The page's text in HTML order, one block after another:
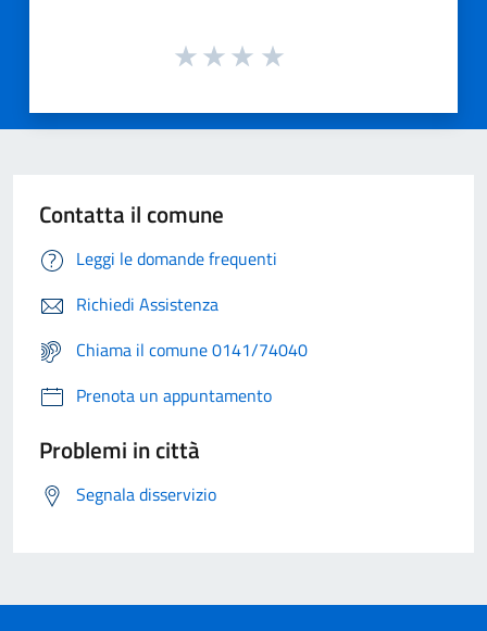
Contatta il comune
Leggi le domande frequenti
Richiedi Assistenza
Chiama il comune 0141/74040
Prenota un appuntamento
Problemi in città
Segnala disservizio